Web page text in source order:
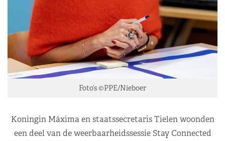
Foto’s ©PPE/Nieboer
Koningin Máxima en staatssecretaris Tielen woonden
een deel van de weerbaarheidssessie Stay Connected